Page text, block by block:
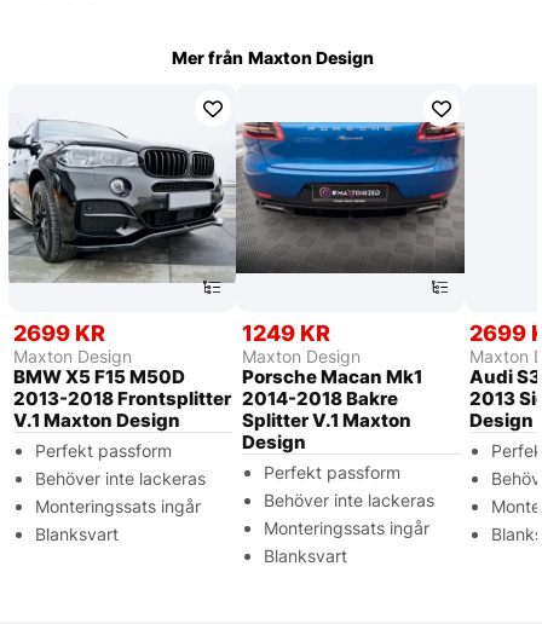
Mer från Maxton Design
2699 KR
Maxton Design
BMW X5 F15 M50D
2013-2018 Frontsplitter
V.1 Maxton Design
Perfekt passform
Behöver inte lackeras
Monteringssats ingår
Blanksvart
1249 KR
Maxton Design
Porsche Macan Mk1
2014-2018 Bakre
Splitter V.1 Maxton
Design
Perfekt passform
Behöver inte lackeras
Monteringssats ingår
Blanksvart
2699
Maxton
Audi
2013
Design